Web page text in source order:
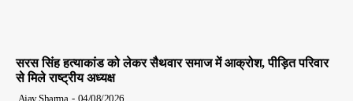
सरस सिंह हत्याकांड को लेकर सैथवार समाज में आक्रोश, पीड़ित परिवार
से मिले राष्ट्रीय अध्यक्ष
Ajay Sharma - 04/08/2026